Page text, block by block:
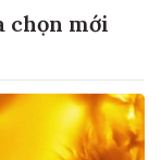
chọn mới